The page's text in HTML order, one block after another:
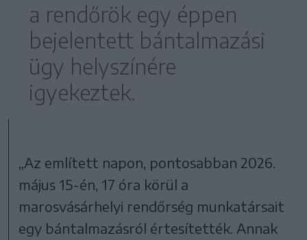
a rendőrök egy éppen
bejelentett bántalmazási
ügy helyszínére
igyekeztek.
„Az említett napon, pontosabban 2026.
május 15-én, 17 óra körül a
marosvásárhelyi rendőrség munkatársait
egy bántalmazásról értesítették. Annak